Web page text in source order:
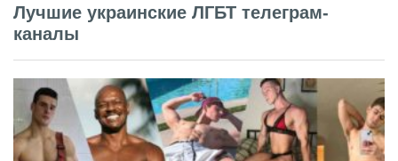
Лучшие украинские ЛГБТ телеграм-
каналы